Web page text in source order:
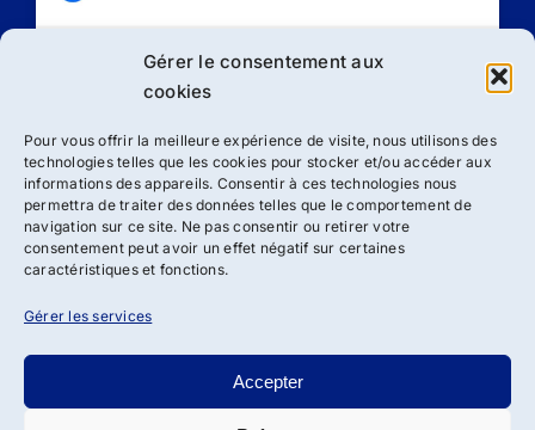
Gérer le consentement aux
cookies
Pour vous offrir la meilleure expérience de visite, nous utilisons des
technologies telles que les cookies pour stocker et/ou accéder aux
informations des appareils. Consentir à ces technologies nous
permettra de traiter des données telles que le comportement de
navigation sur ce site. Ne pas consentir ou retirer votre
consentement peut avoir un effet négatif sur certaines
caractéristiques et fonctions.
Gérer les services
Accepter
Cliquez sur « J’accepte » pour activer
J’accepte